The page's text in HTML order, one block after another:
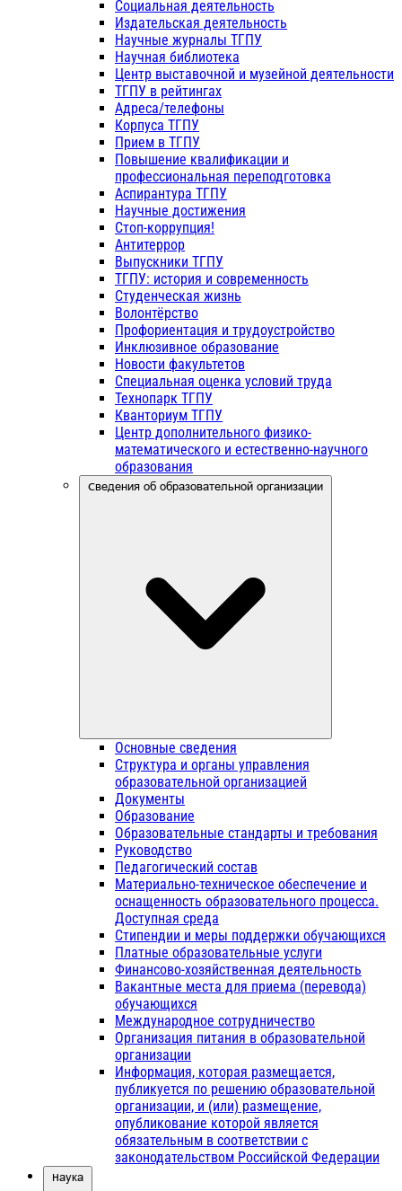
Социальная деятельность
Издательская деятельность
Научные журналы ТГПУ
Научная библиотека
Центр выставочной и музейной деятельности
ТГПУ в рейтингах
Адреса/телефоны
Корпуса ТГПУ
Прием в ТГПУ
Повышение квалификации и
профессиональная переподготовка
Аспирантура ТГПУ
Научные достижения
Стоп-коррупция!
Антитеррор
Выпускники ТГПУ
ТГПУ: история и современность
Студенческая жизнь
Волонтёрство
Профориентация и трудоустройство
Инклюзивное образование
Новости факультетов
Специальная оценка условий труда
Технопарк ТГПУ
Кванториум ТГПУ
Центр дополнительного физико-
математического и естественно-научного
образования
Сведения об образовательной организации
Основные сведения
Структура и органы управления
образовательной организацией
Документы
Образование
Образовательные стандарты и требования
Руководство
Педагогический состав
Материально-техническое обеспечение и
оснащенность образовательного процесса.
Доступная среда
Стипендии и меры поддержки обучающихся
Платные образовательные услуги
Финансово-хозяйственная деятельность
Вакантные места для приема (перевода)
обучающихся
Международное сотрудничество
Организация питания в образовательной
организации
Информация, которая размещается,
публикуется по решению образовательной
организации, и (или) размещение,
опубликование которой является
обязательным в соответствии с
законодательством Российской Федерации
Наука